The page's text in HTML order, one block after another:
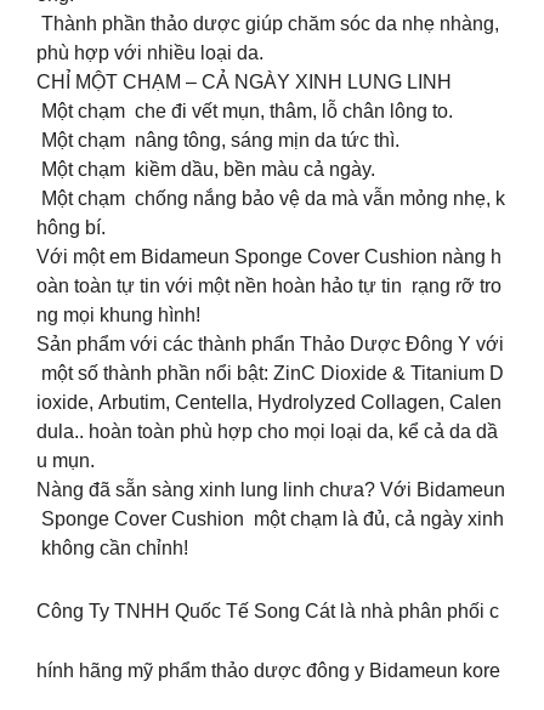
Thành phần thảo dược giúp chăm sóc da nhẹ nhàng,
phù hợp với nhiều loại da.
CHỈ MỘT CHẠM – CẢ NGÀY XINH LUNG LINH
Một chạm che đi vết mụn, thâm, lỗ chân lông to.
Một chạm nâng tông, sáng mịn da tức thì.
Một chạm kiềm dầu, bền màu cả ngày.
Một chạm chống nắng bảo vệ da mà vẫn mỏng nhẹ, k
hông bí.
Với một em Bidameun Sponge Cover Cushion nàng h
oàn toàn tự tin với một nền hoàn hảo tự tin rạng rỡ tro
ng mọi khung hình! ‍️
Sản phẩm với các thành phẩn Thảo Dược Đông Y với
một số thành phần nổi bật: ZinC Dioxide & Titanium D
ioxide, Arbutim, Centella, Hydrolyzed Collagen, Calen
dula.. hoàn toàn phù hợp cho mọi loại da, kể cả da dầ
u mụn.
Nàng đã sẵn sàng xinh lung linh chưa? Với Bidameun
Sponge Cover Cushion một chạm là đủ, cả ngày xinh
không cần chỉnh!
Công Ty TNHH Quốc Tế Song Cát là nhà phân phối c
hính hãng mỹ phẩm thảo dược đông y Bidameun kore